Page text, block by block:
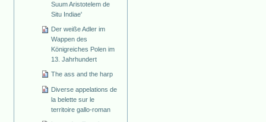
Suum Aristotelem de
Situ Indiae'
Der weiße Adler im
Wappen des
Königreiches Polen im
13. Jahrhundert
The ass and the harp
Diverse appelations de
la belette sur le
territoire gallo-roman